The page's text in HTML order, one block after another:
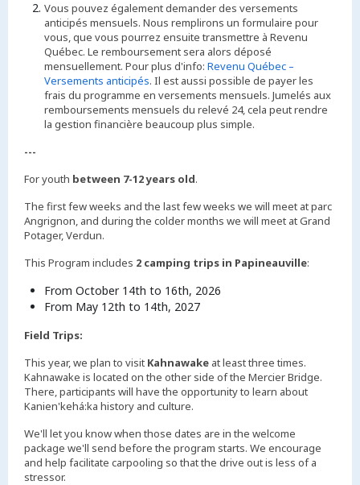
Vous pouvez également demander des versements
anticipés mensuels. Nous remplirons un formulaire pour
vous, que vous pourrez ensuite transmettre à Revenu
Québec. Le remboursement sera alors déposé
mensuellement. Pour plus d'info: Revenu Québec –
Versements anticipés. Il est aussi possible de payer les
frais du programme en versements mensuels. Jumelés aux
remboursements mensuels du relevé 24, cela peut rendre
la gestion financière beaucoup plus simple.
---
For youth between 7-12 years old.
The first few weeks and the last few weeks we will meet at parc
Angrignon, and during the colder months we will meet at Grand
Potager, Verdun.
This Program includes 2 camping trips in Papineauville:
From October 14th to 16th, 2026
From May 12th to 14th, 2027
Field Trips:
This year, we plan to visit Kahnawake at least three times.
Kahnawake is located on the other side of the Mercier Bridge.
There, participants will have the opportunity to learn about
Kanien'kehá:ka history and culture.
We'll let you know when those dates are in the welcome
package we'll send before the program starts. We encourage
and help facilitate carpooling so that the drive out is less of a
stressor.